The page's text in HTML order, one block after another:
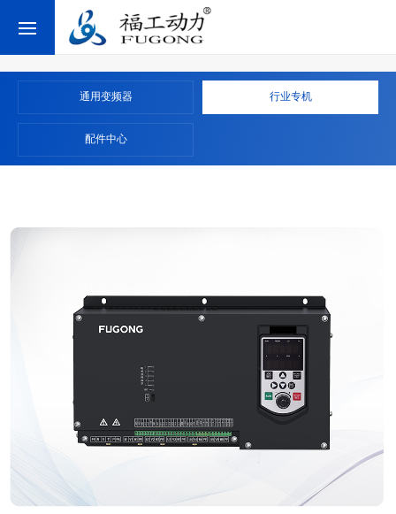
通用变频器 行业专机
配件中心